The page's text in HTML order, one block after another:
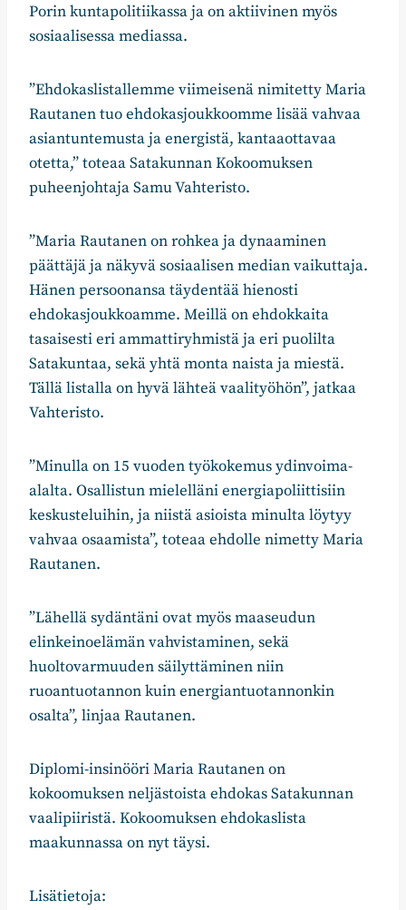
Porin kuntapolitiikassa ja on aktiivinen myös
sosiaalisessa mediassa.
”Ehdokaslistallemme viimeisenä nimitetty Maria
Rautanen tuo ehdokasjoukkoomme lisää vahvaa
asiantuntemusta ja energistä, kantaaottavaa
otetta,” toteaa Satakunnan Kokoomuksen
puheenjohtaja Samu Vahteristo.
”Maria Rautanen on rohkea ja dynaaminen
päättäjä ja näkyvä sosiaalisen median vaikuttaja.
Hänen persoonansa täydentää hienosti
ehdokasjoukkoamme. Meillä on ehdokkaita
tasaisesti eri ammattiryhmistä ja eri puolilta
Satakuntaa, sekä yhtä monta naista ja miestä.
Tällä listalla on hyvä lähteä vaalityöhön”, jatkaa
Vahteristo.
”Minulla on 15 vuoden työkokemus ydinvoima-
alalta. Osallistun mielelläni energiapoliittisiin
keskusteluihin, ja niistä asioista minulta löytyy
vahvaa osaamista”, toteaa ehdolle nimetty Maria
Rautanen.
”Lähellä sydäntäni ovat myös maaseudun
elinkeinoelämän vahvistaminen, sekä
huoltovarmuuden säilyttäminen niin
ruoantuotannon kuin energiantuotannonkin
osalta”, linjaa Rautanen.
Diplomi-insinööri Maria Rautanen on
kokoomuksen neljästoista ehdokas Satakunnan
vaalipiiristä. Kokoomuksen ehdokaslista
maakunnassa on nyt täysi.
Lisätietoja: